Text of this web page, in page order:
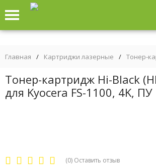
Главная / Картриджи лазерные / Тонер-
Тонер-картридж Hi-Black
для Kyocera FS-1100, 4K, ПУ
(0) Оставить отзыв